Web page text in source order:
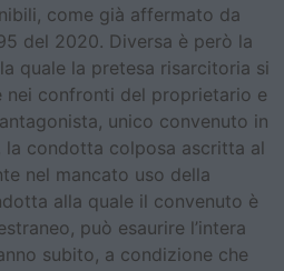
come già affermato da
del 2020. Diversa è però la
quale la pretesa risarcitoria si
nei confronti del proprietario e
unico convenuto in
la condotta colposa ascritta al
nel mancato uso della
alla quale il convenuto è
può esaurire l’intera
subito, a condizione che